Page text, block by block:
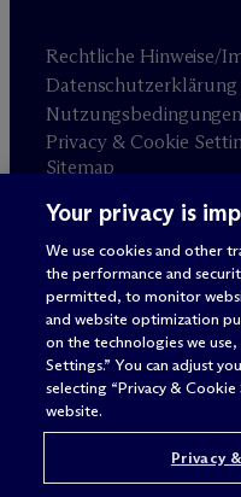
Rechtliche Hinweise/
Datenschutzerklärung
Nutzungsbedingungen
Privacy & Cookie
Sitemap
Anwaltswerbung ©
Your privacy is
We use cookies and other
the performance and
permitted, to monitor
and website optimization
on the technologies we
Settings.” You can adjust
selecting “Privacy &
website.
Privacy